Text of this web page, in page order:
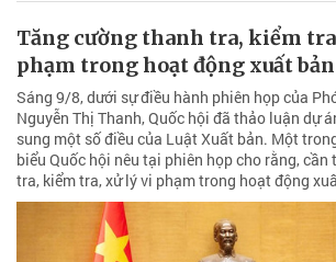
Tăng cường thanh tra, kiểm
phạm trong hoạt động xuất bản
Sáng 9/8, dưới sự điều hành phiên họp của
Nguyễn Thị Thanh, Quốc hội đã thảo luận dự
sung một số điều của Luật Xuất bản. Một
biểu Quốc hội nêu tại phiên họp cho rằng,
tra, kiểm tra, xử lý vi phạm trong hoạt động